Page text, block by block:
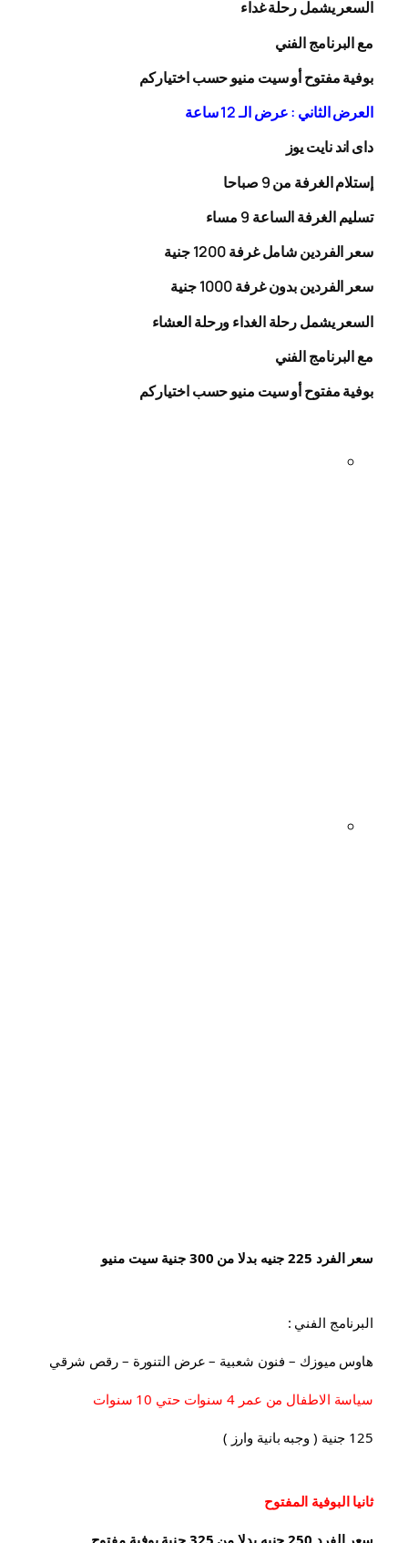
السعر يشمل رحلةغداء
مع البرنامج الفني
بوفية مفتوح أو سيت منيو حسب اختياركم
العرض الثاني : عرض الـ 12 ساعة
داى اند نايت يوز
إستلام الغرفة من 9 صباحا
تسليم الغرفة الساعة 9 مساء
سعر الفردين شامل غرفة
1200
جنية
سعر الفردين بدون غرفة1000جنية
السعر يشمل رحلة الغداء ورحلة العشاء
مع البرنامج الفني
بوفية مفتوح أو سيت منيو حسب اختياركم
سعر الفرد 225 جنيه بدلا من 300 جنية سيت منيو
البرنامج الفني :
هاوس ميوزك – فنون شعبية – عرض التنورة – رقص شرقي
سياسة الاطفال من عمر 4 سنوات حتي 10 سنوات
125 جنية ( وجبه بانية وارز )
ثانيا البوفية المفتوح
سعر الفرد 250 جنيه بدلا من 325 جنية بوفية مفتوح